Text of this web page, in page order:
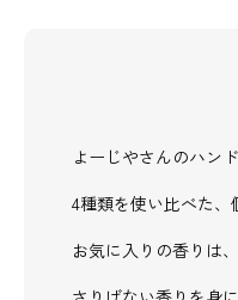
よーじやさんのハン
4種類を使い比べた、
お気に入りの香りは